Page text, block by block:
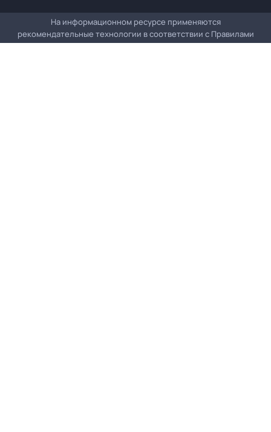
На информационном ресурсе применяются
рекомендательные технологии в соответствии с Правилами